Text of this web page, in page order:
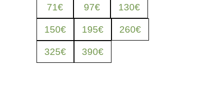
71€ 97€ 130€
150€ 195€ 260€
325€ 390€